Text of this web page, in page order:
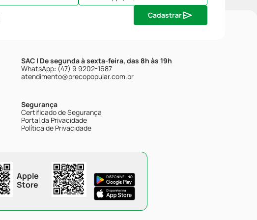
Cadastrar
SAC | De segunda à sexta-feira, das 8h às 19h
WhatsApp: (47) 9 9202-1687
atendimento@precopopular.com.br
Segurança
Certificado de Segurança
Portal da Privacidade
Política de Privacidade
Apple
Store